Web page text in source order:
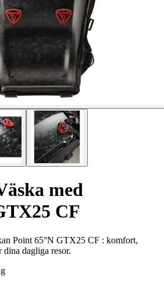
med
CF
Point 65°N GTX25 CF : komfort,
dina dagliga resor.